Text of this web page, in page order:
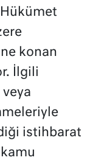
konan
İlgili
istihbarat